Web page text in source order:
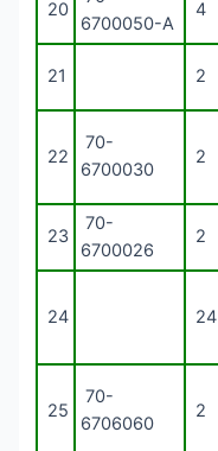
20
6700050-А
4
21 2
22
70-
6700030
2
23
70-
6700026
2
24 24
25
70-
6706060
2